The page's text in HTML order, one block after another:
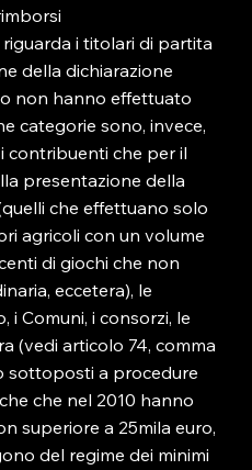
riguarda i titolari di partita
della dichiarazione
non hanno effettuato
categorie sono, invece,
contribuenti che per il
presentazione della
che effettuano solo
agricoli con un volume
di giochi che non
eccetera), le
i Comuni, i consorzi, le
(vedi articolo 74, comma
sottoposti a procedure
che nel 2010 hanno
superiore a 25mila euro,
del regime dei minimi